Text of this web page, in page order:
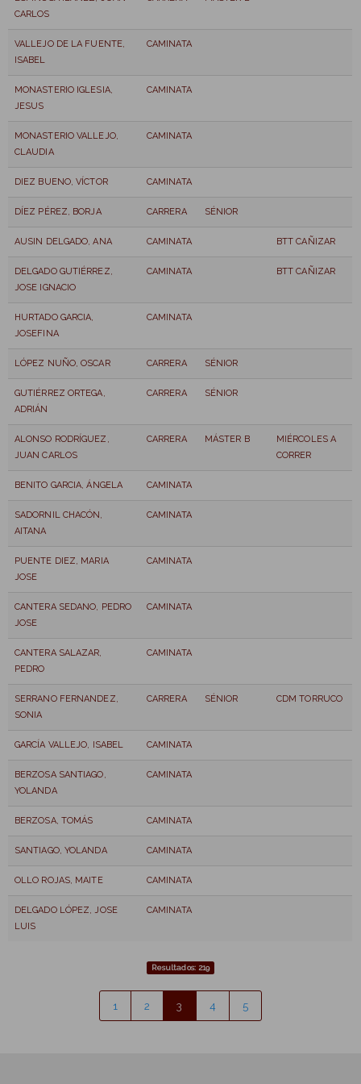
CARLOS
VALLEJO DE LA FUENTE,
ISABEL
CAMINATA
MONASTERIO IGLESIA,
JESUS
CAMINATA
MONASTERIO VALLEJO,
CLAUDIA
CAMINATA
DIEZ BUENO, VÍCTOR CAMINATA
DÍEZ PÉREZ, BORJA CARRERA SÉNIOR
AUSIN DELGADO, ANA CAMINATA BTT CAÑIZAR
DELGADO GUTIÉRREZ,
JOSE IGNACIO
CAMINATA BTT CAÑIZAR
HURTADO GARCIA,
JOSEFINA
CAMINATA
LÓPEZ NUÑO, OSCAR CARRERA SÉNIOR
GUTIÉRREZ ORTEGA,
ADRIÁN
CARRERA SÉNIOR
ALONSO RODRÍGUEZ,
JUAN CARLOS
CARRERA MÁSTER B
MIÉRCOLES A
CORRER
BENITO GARCIA, ÁNGELA CAMINATA
SADORNIL CHACÓN,
AITANA
CAMINATA
PUENTE DIEZ, MARIA
JOSE
CAMINATA
CANTERA SEDANO, PEDRO
JOSE
CAMINATA
CANTERA SALAZAR,
PEDRO
CAMINATA
SERRANO FERNANDEZ,
SONIA
CARRERA SÉNIOR CDM TORRUCO
GARCÍA VALLEJO, ISABEL CAMINATA
BERZOSA SANTIAGO,
YOLANDA
CAMINATA
BERZOSA, TOMÁS CAMINATA
SANTIAGO, YOLANDA CAMINATA
OLLO ROJAS, MAITE CAMINATA
DELGADO LÓPEZ, JOSE
LUIS
CAMINATA
Resultados: 219
1 2 3 4 5